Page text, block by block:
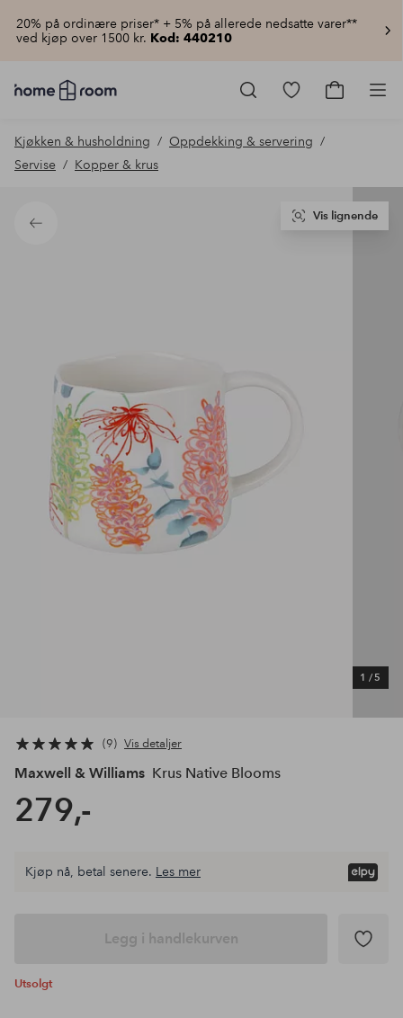
20% på ordinære priser* + 5% på allerede nedsatte varer**
ved kjøp over 1500 kr. Kod: 440210
Homeroom
–
hjemmet
til
Gå
produkter
Gå
Kjøkken & husholdning
Oppdekking & servering
Servise
Kopper & krus
Tilbake
1 /5
Vis lignende
9 Vis detaljer
Maxwell & Williams Krus Native Blooms
279,-
Kjøp nå, betal senere. Les mer
Legg i handlekurven
Utsolgt